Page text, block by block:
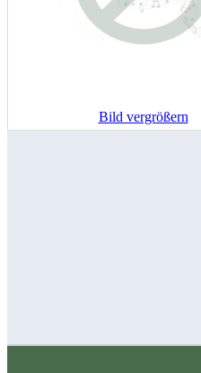
Bild vergrößern